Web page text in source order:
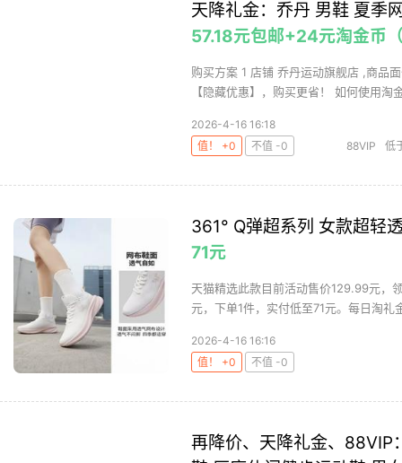
天降礼金：乔丹 男鞋 夏季
57.18元包邮+24元淘金币
购买方案 1 店铺 乔丹运动旗舰店 ,商品
【隐藏优惠】，购买更省！ 如何使用淘
2026-4-16 16:18
值！ +0
不值 -0 88VIP 低
361° Q弹超系列 女款超轻
71元
天猫精选此款目前活动售价129.99元，
元，下单1件，实付低至71元。每日淘礼
2026-4-16 16:16
值！ +0
不值 -0
再降价、天降礼金、88VIP